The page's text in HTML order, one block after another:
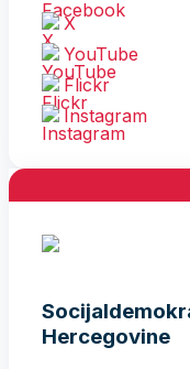
X
YouTube
Flickr
Instagram
Hercegovine